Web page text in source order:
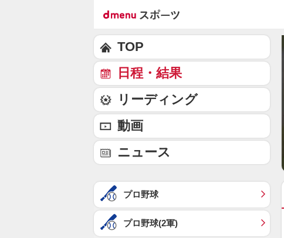
TOP
日程・結果
リーディング
動画
ニュース
プロ野球
プロ野球(2軍)